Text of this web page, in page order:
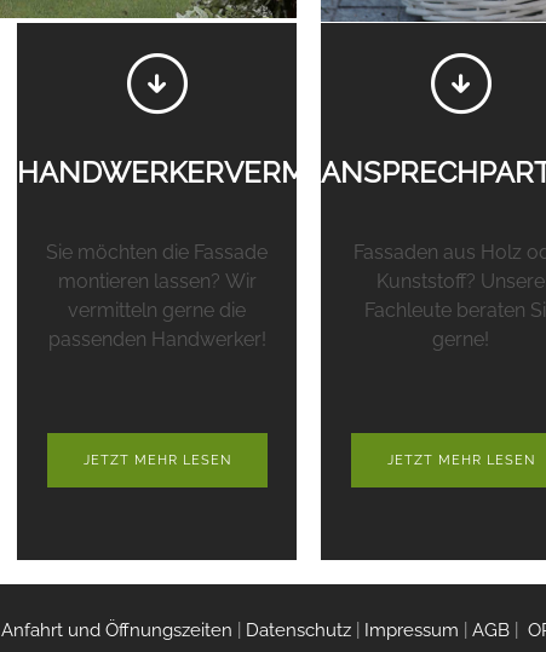
HANDWERKERVERMITTLUNG
Sie möchten die Fassade
montieren lassen? Wir
vermitteln gerne die
passenden Handwerker!
JETZT MEHR LESEN
Fassaden aus Holz
Kunststoff? Unsere
Fachleute beraten
gerne!
JETZT MEHR LESEN
Anfahrt und Öffnungszeiten Datenschutz Impressum AGB